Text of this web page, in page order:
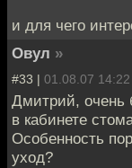
и для чего
Овул »
#33 | 01.08.07 14:22
Дмитрий, очень
в кабинете
Особенность
уход?